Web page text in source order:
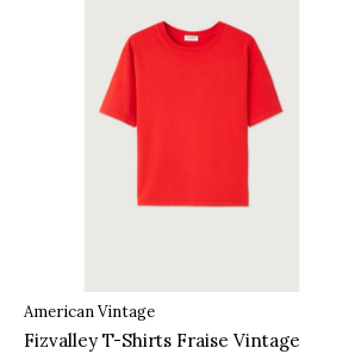
American Vintage
Fizvalley T-Shirts Fraise Vintage